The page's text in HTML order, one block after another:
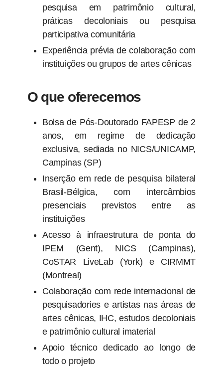
pesquisa em patrimônio cultural,
práticas decoloniais ou pesquisa
participativa comunitária
Experiência prévia de colaboração com
instituições ou grupos de artes cênicas
O que oferecemos
Bolsa de Pós-Doutorado FAPESP de 2
anos, em regime de dedicação
exclusiva, sediada no NICS/UNICAMP,
Campinas (SP)
Inserção em rede de pesquisa bilateral
Brasil-Bélgica, com intercâmbios
presenciais previstos entre as
instituições
Acesso à infraestrutura de ponta do
IPEM (Gent), NICS (Campinas),
CoSTAR LiveLab (York) e CIRMMT
(Montreal)
Colaboração com rede internacional de
pesquisadories e artistas nas áreas de
artes cênicas, IHC, estudos decoloniais
e patrimônio cultural imaterial
Apoio técnico dedicado ao longo de
todo o projeto